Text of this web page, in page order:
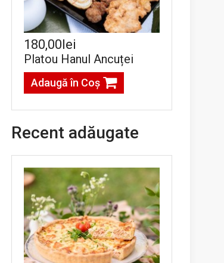
180,00lei
Platou Hanul Ancuței
Adaugă în Coş
Recent adăugate